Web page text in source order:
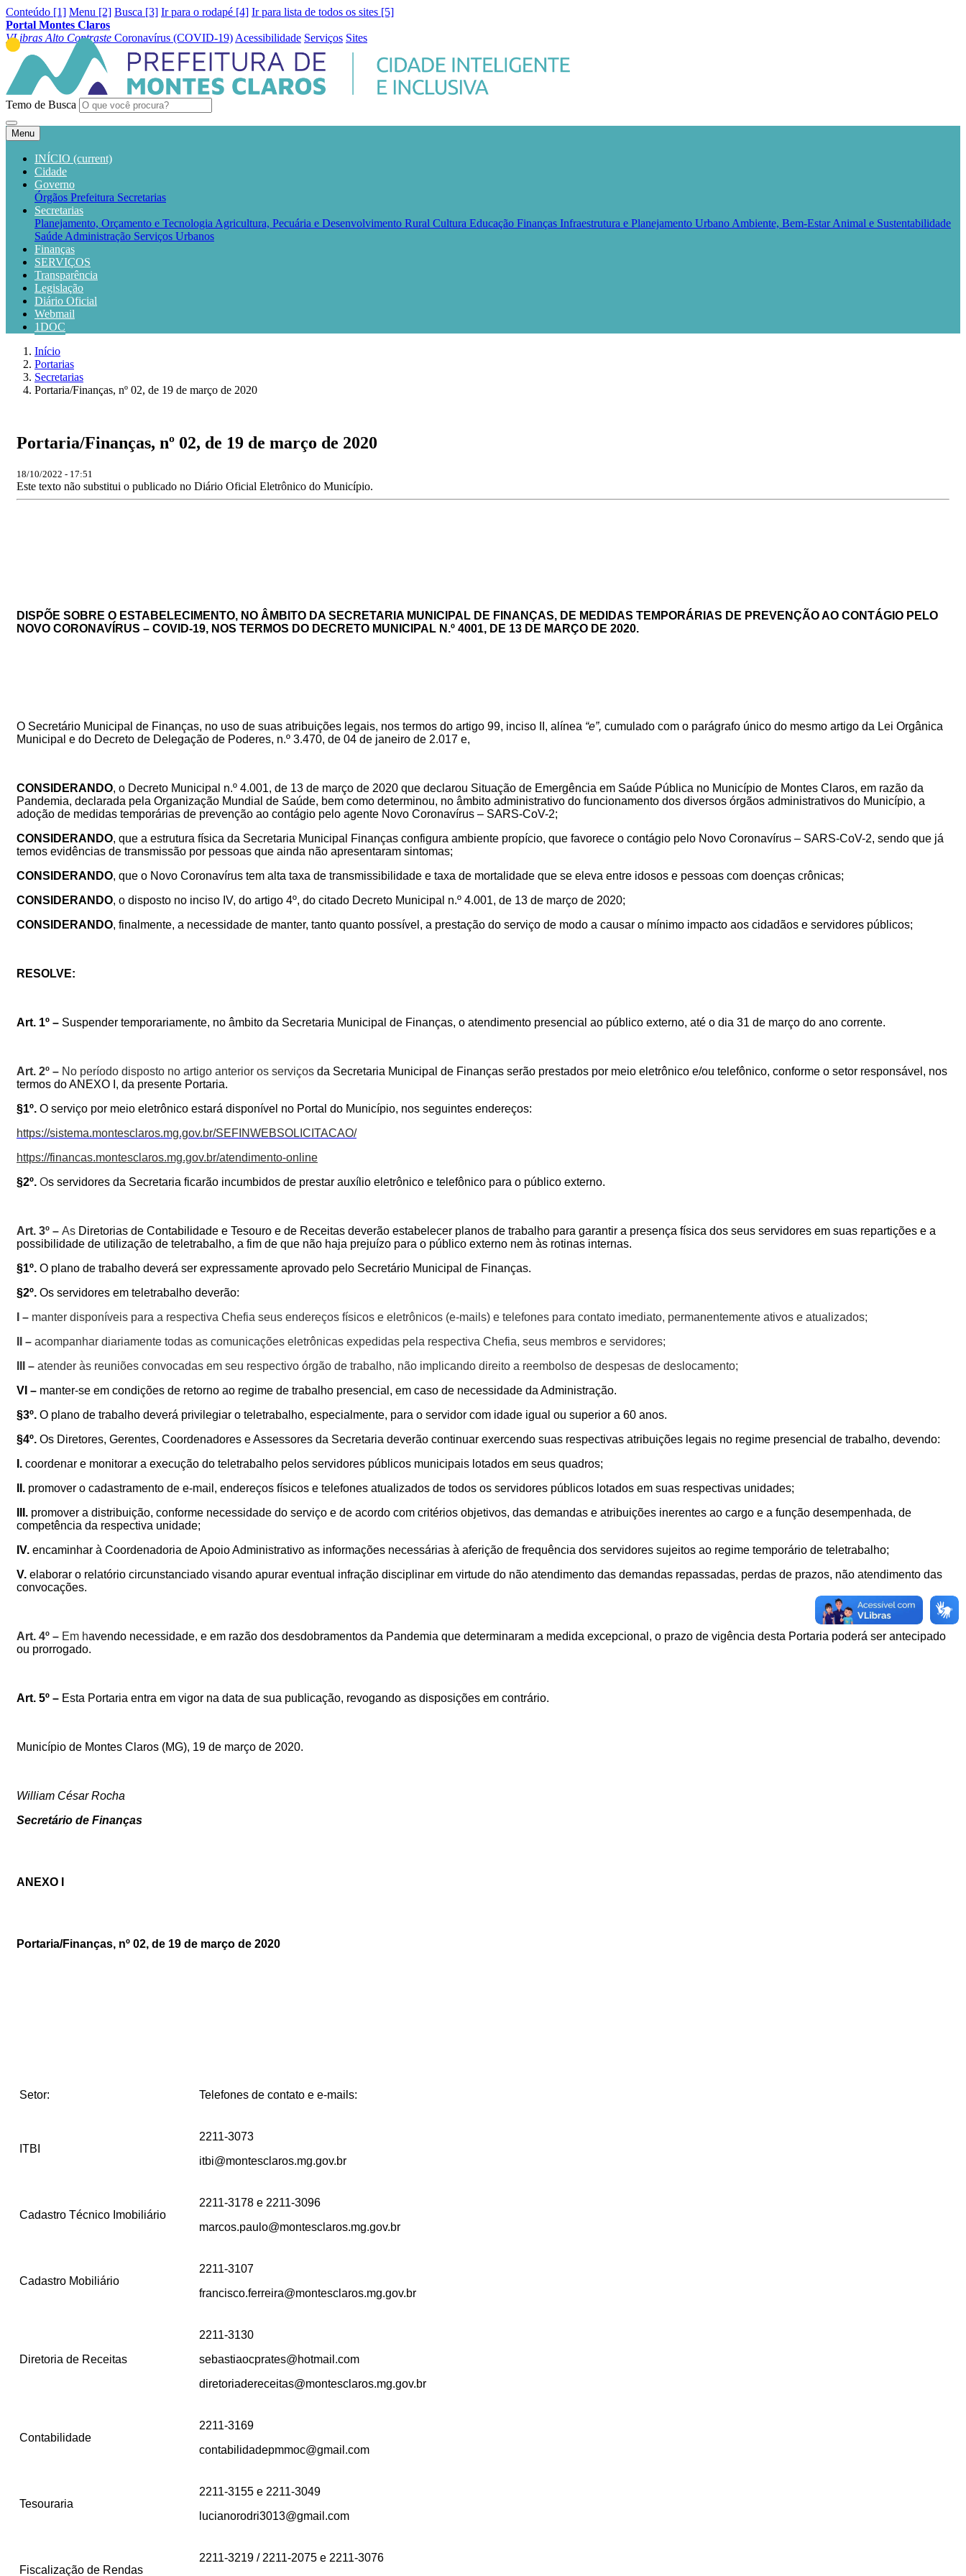
Conteúdo [1] Menu [2] Busca [3] Ir para o rodapé [4] Ir para lista de todos os sites [5]
Portal Montes Claros
VLibras Alto Contraste Coronavírus (COVID-19) Acessibilidade Serviços Sites
Temo de Busca
Menu
INÍCIO (current)
Cidade
Governo
Órgãos Prefeitura Secretarias
Secretarias
Planejamento, Orçamento e Tecnologia Agricultura, Pecuária e Desenvolvimento Rural Cultura Educação Finanças Infraestrutura e Planejamento Urbano Ambiente, Bem-Estar Animal e Sustentabilidade
Saúde Administração Serviços Urbanos
Finanças
SERVIÇOS
Transparência
Legislação
Diário Oficial
Webmail
1DOC
Início
Portarias
Secretarias
Portaria/Finanças, nº 02, de 19 de março de 2020
Portaria/Finanças, nº 02, de 19 de março de 2020
18/10/2022 - 17:51
Este texto não substitui o publicado no Diário Oficial Eletrônico do Município.
DISPÕE SOBRE O ESTABELECIMENTO, NO ÂMBITO DA SECRETARIA MUNICIPAL DE FINANÇAS, DE MEDIDAS TEMPORÁRIAS DE PREVENÇÃO AO CONTÁGIO PELO
NOVO CORONAVÍRUS – COVID-19, NOS TERMOS DO DECRETO MUNICIPAL N.º 4001, DE 13 DE MARÇO DE 2020.
O Secretário Municipal de Finanças, no uso de suas atribuições legais, nos termos do artigo 99, inciso II, alínea “e”, cumulado com o parágrafo único do mesmo artigo da Lei Orgânica
Municipal e do Decreto de Delegação de Poderes, n.º 3.470, de 04 de janeiro de 2.017 e,
CONSIDERANDO, o Decreto Municipal n.º 4.001, de 13 de março de 2020 que declarou Situação de Emergência em Saúde Pública no Município de Montes Claros, em razão da
Pandemia, declarada pela Organização Mundial de Saúde, bem como determinou, no âmbito administrativo do funcionamento dos diversos órgãos administrativos do Município, a
adoção de medidas temporárias de prevenção ao contágio pelo agente Novo Coronavírus – SARS-CoV-2;
CONSIDERANDO, que a estrutura física da Secretaria Municipal Finanças configura ambiente propício, que favorece o contágio pelo Novo Coronavírus – SARS-CoV-2, sendo que já
temos evidências de transmissão por pessoas que ainda não apresentaram sintomas;
CONSIDERANDO, que o Novo Coronavírus tem alta taxa de transmissibilidade e taxa de mortalidade que se eleva entre idosos e pessoas com doenças crônicas;
CONSIDERANDO, o disposto no inciso IV, do artigo 4º, do citado Decreto Municipal n.º 4.001, de 13 de março de 2020;
CONSIDERANDO, finalmente, a necessidade de manter, tanto quanto possível, a prestação do serviço de modo a causar o mínimo impacto aos cidadãos e servidores públicos;
RESOLVE:
Art. 1º – Suspender temporariamente, no âmbito da Secretaria Municipal de Finanças, o atendimento presencial ao público externo, até o dia 31 de março do ano corrente.
Art. 2º – No período disposto no artigo anterior os serviços da Secretaria Municipal de Finanças serão prestados por meio eletrônico e/ou telefônico, conforme o setor responsável, nos
termos doANEXO I, da presente Portaria.
§1º. O serviço por meio eletrônico estará disponível no Portal do Município, nos seguintes endereços:
https://sistema.montesclaros.mg.gov.br/SEFINWEBSOLICITACAO/
https://financas.montesclaros.mg.gov.br/atendimento-online
§2º. Os servidores da Secretaria ficarão incumbidos de prestar auxílio eletrônico e telefônico para o público externo.
Art. 3º – As Diretorias de Contabilidade e Tesouro e de Receitas deverão estabelecer planos de trabalho para garantir a presença física dos seus servidores em suas repartições e a
possibilidade de utilização de teletrabalho, a fim de que não haja prejuízo para o público externo nem às rotinas internas.
§1º. O plano de trabalho deverá ser expressamente aprovado pelo Secretário Municipal de Finanças.
§2º. Os servidores em teletrabalho deverão:
I – manter disponíveis para a respectiva Chefia seus endereços físicos e eletrônicos (e-mails) e telefones para contato imediato, permanentemente ativos e atualizados;
II – acompanhar diariamente todas as comunicações eletrônicas expedidas pela respectiva Chefia, seus membros e servidores;
III – atender às reuniões convocadas em seu respectivo órgão de trabalho, não implicando direito a reembolso de despesas de deslocamento;
VI – manter-se em condições de retorno ao regime de trabalho presencial, em caso de necessidade da Administração.
§3º. O plano de trabalho deverá privilegiar o teletrabalho, especialmente, para o servidor com idade igual ou superior a 60 anos.
§4º. Os Diretores, Gerentes, Coordenadores e Assessores da Secretaria deverão continuar exercendo suas respectivas atribuições legais no regime presencial de trabalho, devendo:
I. coordenar e monitorar a execução do teletrabalho pelos servidores públicos municipais lotados em seus quadros;
II. promover o cadastramento de e-mail, endereços físicos e telefones atualizados de todos os servidores públicos lotados em suas respectivas unidades;
III. promover a distribuição, conforme necessidade do serviço e de acordo com critérios objetivos, das demandas e atribuições inerentes ao cargo e a função desempenhada, de
competência da respectiva unidade;
IV. encaminhar à Coordenadoria de Apoio Administrativo as informações necessárias à aferição de frequência dos servidores sujeitos ao regime temporário de teletrabalho;
V. elaborar o relatório circunstanciado visando apurar eventual infração disciplinar em virtude do não atendimento das demandas repassadas, perdas de prazos, não atendimento das
convocações.
Art. 4º – Em havendo necessidade, e em razão dos desdobramentos da Pandemia que determinaram a medida excepcional, o prazo de vigência desta Portaria poderá ser antecipado
ou prorrogado.
Art. 5º – Esta Portaria entra em vigor na data de sua publicação, revogando as disposições em contrário.
Município de Montes Claros (MG), 19 de março de 2020.
William César Rocha
Secretário de Finanças
ANEXO I
Portaria/Finanças, nº 02, de 19 de março de 2020
Setor: Telefones de contato e e-mails:
ITBI
2211-3073
itbi@montesclaros.mg.gov.br
Cadastro Técnico Imobiliário
2211-3178 e 2211-3096
marcos.paulo@montesclaros.mg.gov.br
Cadastro Mobiliário
2211-3107
francisco.ferreira@montesclaros.mg.gov.br
Diretoria de Receitas
2211-3130
sebastiaocprates@hotmail.com
diretoriadereceitas@montesclaros.mg.gov.br
Contabilidade
2211-3169
contabilidadepmmoc@gmail.com
Tesouraria
2211-3155 e 2211-3049
lucianorodri3013@gmail.com
Fiscalização de Rendas
2211-3219 / 2211-2075 e 2211-3076